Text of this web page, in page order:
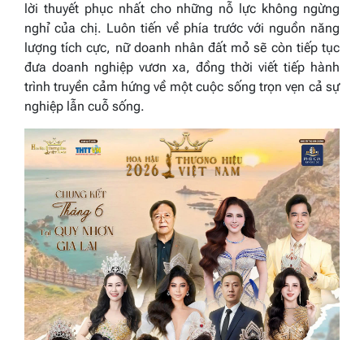
lời thuyết phục nhất cho những nỗ lực không ngừng
nghỉ của chị. Luôn tiến về phía trước với nguồn năng
lượng tích cực, nữ doanh nhân đất mỏ sẽ còn tiếp tục
đưa doanh nghiệp vươn xa, đồng thời viết tiếp hành
trình truyền cảm hứng về một cuộc sống trọn vẹn cả sự
nghiệp lẫn cuỗ sống.